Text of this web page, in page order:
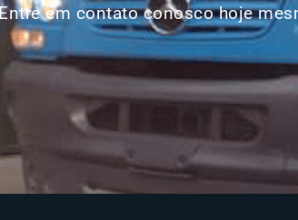
em contato conosco hoje